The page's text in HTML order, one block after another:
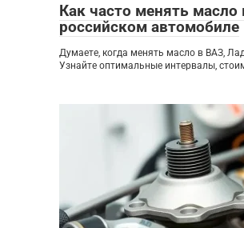
Как часто менять масло
российском автомобиле
Думаете, когда менять масло в ВАЗ,
Узнайте оптимальные интервалы,